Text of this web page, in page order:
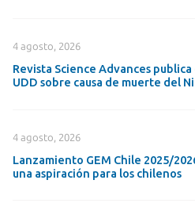
4 agosto, 2026
Revista Science Advances
UDD sobre causa de muerte del
4 agosto, 2026
Lanzamiento GEM Chile 2025/
una aspiración para los chilenos